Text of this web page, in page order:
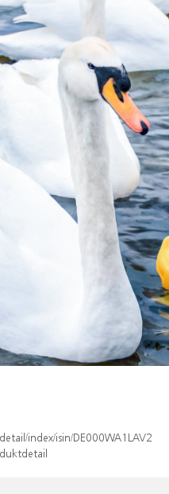
index/isin/DE000WA1LAV2